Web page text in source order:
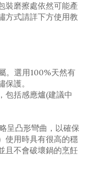
裝磨擦處依然可能產
方式請詳下方使用教
。選用100%天然有
護。
包括感應爐(建議中
呈凸形彎曲，以確保
使用時具有很高的穩
且不會破壞鍋的烹飪